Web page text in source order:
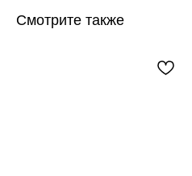
Смотрите также